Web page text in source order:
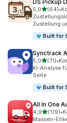
DS Pickup
5,0von 5
(64)
64 •
Zustellung
Built for
Synctrack
5,0von 5
(71)
71 •
KI-Analyse
Seite
Built for
All In One
4,9von 5
(119)
119 •
Massen-